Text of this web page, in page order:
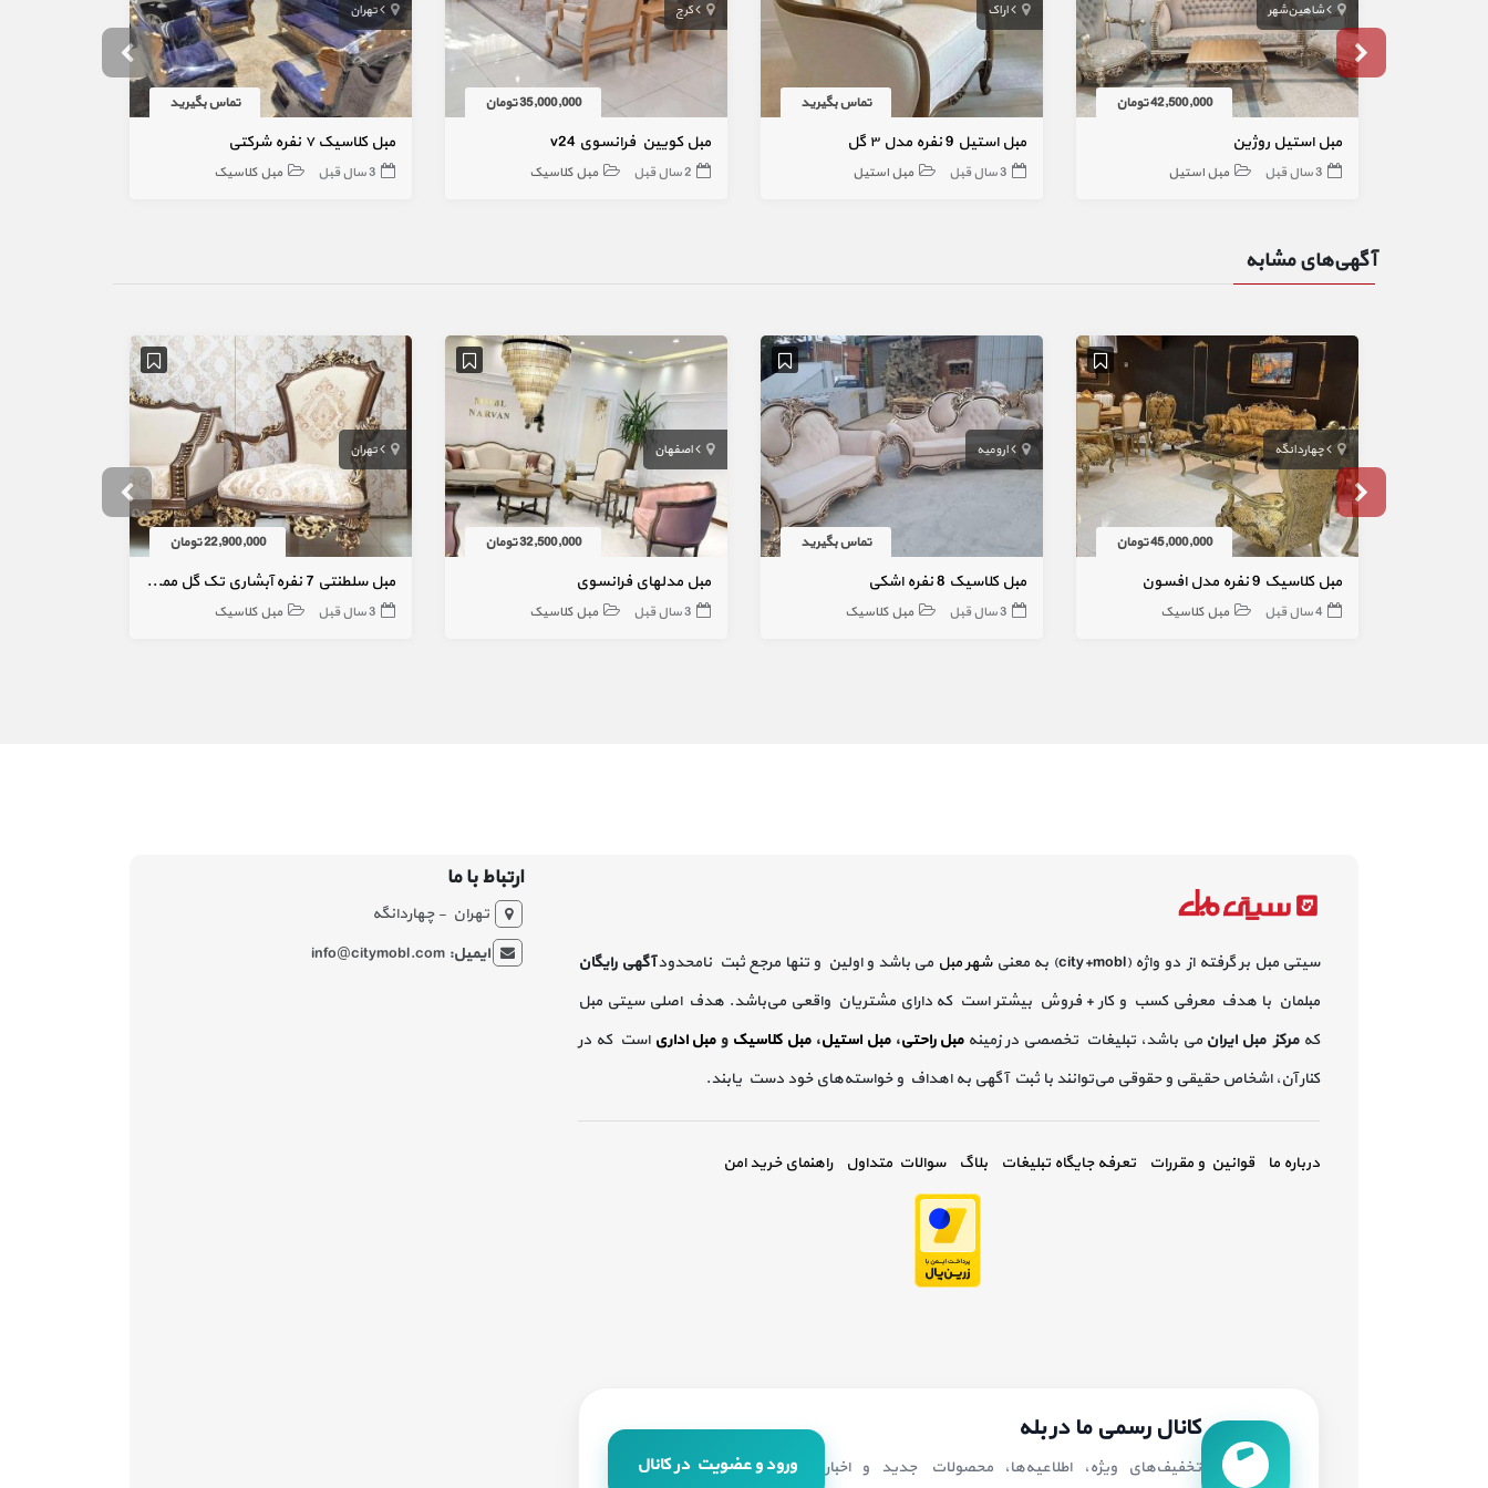
شاهین‌شهر
42,500,000 تومان
مبل استیل روژین
3 سال قبل مبل استیل
اراک
تماس بگیرید
مبل استیل 9 نفره مدل ۳ گل
3 سال قبل مبل استیل
کرج
35,000,000 تومان
مبل کویین فرانسوی v24
2 سال قبل مبل کلاسیک
تهران
تماس بگیرید
مبل کلاسیک ۷ نفره شرکتی
3 سال قبل مبل کلاسیک
آگهی‌های مشابه
چهاردانگه
45,000,000 تومان
مبل کلاسیک 9 نفره مدل افسون
4 سال قبل مبل کلاسیک
ارومیه
تماس بگیرید
مبل کلاسیک 8 نفره اشکی
3 سال قبل مبل کلاسیک
اصفهان
32,500,000 تومان
مبل مدلهای فرانسوی
3 سال قبل مبل کلاسیک
تهران
22,900,000 تومان
مبل سلطنتی 7 نفره آبشاری تک گل مموری
3 سال قبل مبل کلاسیک
سیتی مبل بر گرفته از دو واژه (city+mobl) به معنی شهر مبل می باشد و اولین و تنها مرجع ثبت نامحدودآگهی رایگان
مبلمان با هدف معرفی کسب و کار + فروش بیشتر است که دارای مشتریان واقعی می‌باشد. هدف اصلی سیتی مبل
کهمرکز مبل ایران می باشد، تبلیغات تخصصی در زمینه مبل راحتی،مبل استیل،مبل کلاسیک ومبل اداری است که در
کنار آن، اشخاص حقیقی و حقوقی می‌توانند با ثبت آگهی به اهداف و خواسته‌های خود دست یابند.
درباره ما قوانین و مقررات تعرفه جایگاه تبلیغات بلاگ سوالات متداول راهنمای خرید امن
کانال رسمی ما در بله
تخفیف‌های ویژه، اطلاعیه‌ها، محصولات جدید و اخبار
ورود و عضویت در کانال
ارتباط با ما
تهران - چهاردانگه
ایمیل: info@citymobl.com